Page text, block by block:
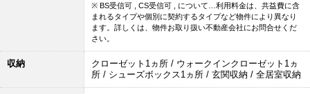
※ BS受信可 , CS受信可 , について…利用料金は、共益費に含
まれるタイプや個別に契約するタイプなど物件により異なり
ます。詳しくは、物件お取り扱い不動産会社にお問合せくだ
さい。
収納
クローゼット1ヵ所 / ウォークインクローゼット1ヵ
所 / シューズボックス1ヵ所 / 玄関収納 / 全居室収納